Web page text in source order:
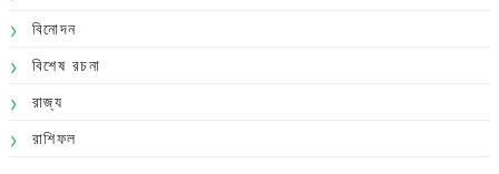
বিনোদন
বিশেষ রচনা
রাজ্য
রাশিফল